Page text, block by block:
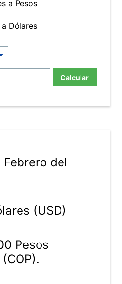
a Pesos
Dólares
Calcular
del
(USD)
Pesos